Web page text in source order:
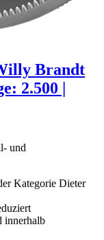
Brandt
2.500 |
und
Kategorie Dieter
innerhalb